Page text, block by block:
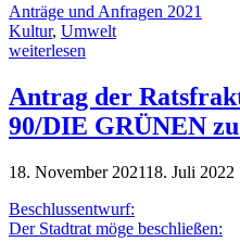
Anträge und Anfragen 2021
Kultur, Umwelt
weiterlesen
Antrag der
90/DIE GRÜNEN
18. November 202118. Juli 2022
Beschlussentwurf:
Der Stadtrat möge beschließen: